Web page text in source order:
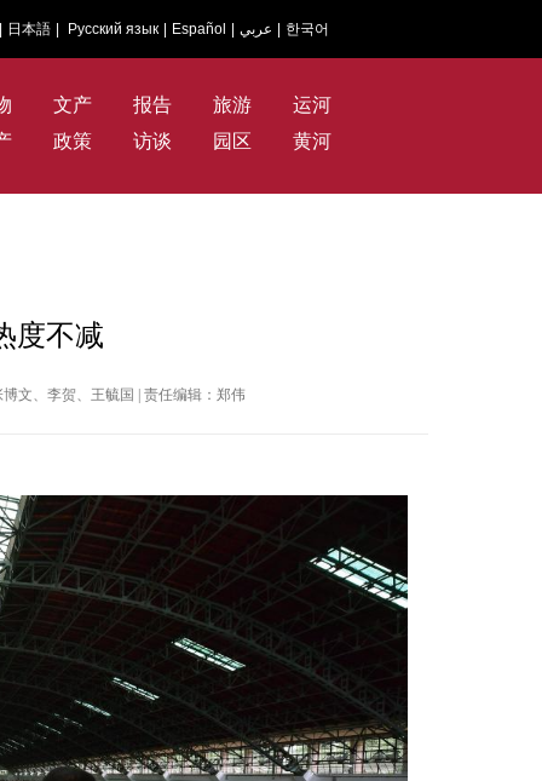
日本語 Русский язык Español عربي 한국어
文产 报告 旅游
运河
政策 访谈 园区 黄河
度不减
博文、李贺、王毓国 | 责任编辑：郑伟